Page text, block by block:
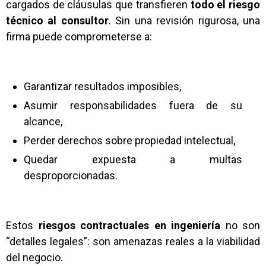
cargados de cláusulas que transfieren todo el riesgo
técnico al consultor. Sin una revisión rigurosa, una
firma puede comprometerse a:
Garantizar resultados imposibles,
Asumir responsabilidades fuera de su
alcance,
Perder derechos sobre propiedad intelectual,
Quedar expuesta a multas
desproporcionadas.
Estos riesgos contractuales en ingeniería no son
“detalles legales”: son amenazas reales a la viabilidad
del negocio.